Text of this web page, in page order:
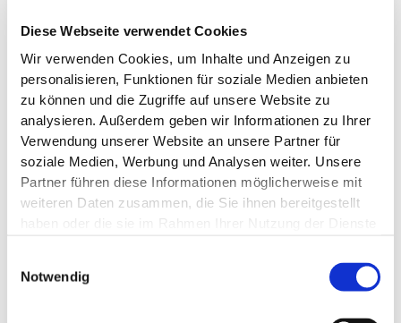
Diese Webseite verwendet Cookies
Wir verwenden Cookies, um Inhalte und Anzeigen zu
personalisieren, Funktionen für soziale Medien anbieten
zu können und die Zugriffe auf unsere Website zu
analysieren. Außerdem geben wir Informationen zu Ihrer
Verwendung unserer Website an unsere Partner für
soziale Medien, Werbung und Analysen weiter. Unsere
Partner führen diese Informationen möglicherweise mit
weiteren Daten zusammen, die Sie ihnen bereitgestellt
Notwendig
Sofortlieferung möglich!
9,95 €
Pflichtangaben
ZUM PRODUKT